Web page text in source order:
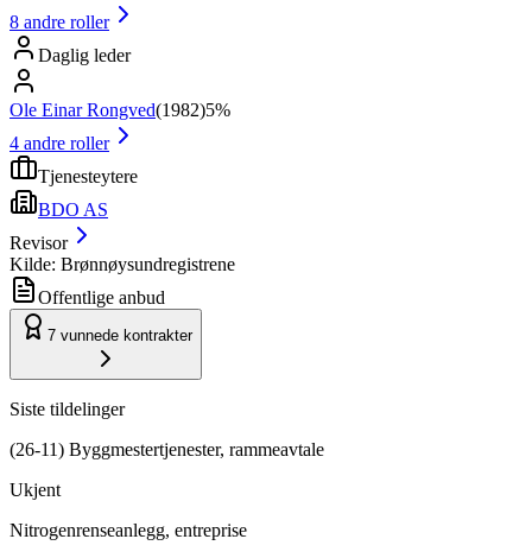
8 andre roller
Daglig leder
Ole Einar Rongved(1982)5%
4 andre roller
Tjenesteytere
BDO AS
Revisor
Kilde: Brønnøysundregistrene
Offentlige anbud
7 vunnede kontrakter
Siste tildelinger
(26-11) Byggmestertjenester, rammeavtale
Ukjent
Nitrogenrenseanlegg, entreprise